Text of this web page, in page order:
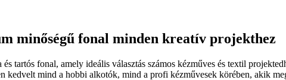
minőségű fonal minden kreatív projekthez
tartós fonal, amely ideális választás számos kézműves és textil
kedvelt mind a hobbi alkotók, mind a profi kézművesek körében, akik